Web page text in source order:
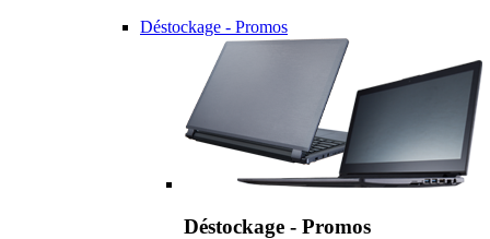
Déstockage - Promos
Déstockage - Promos